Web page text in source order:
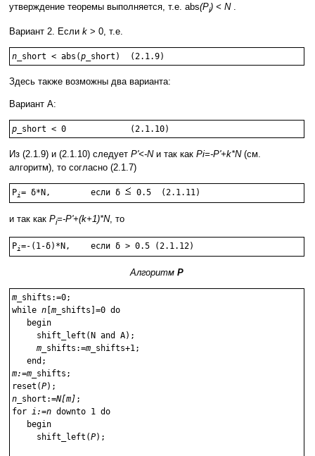
утверждение теоремы выполняется, т.е. abs(Pi) < N
Вариант 2. Если k > 0, т.е.
n _short < abs(p
Здесь также возможны два варианта:
Вариант A:
p
Из (2.1.9) и (2.1.10) следует P'<-Nи так как Pi=-P'+k*N(см.
алгоритм), то согласно (2.1.7)
Pi = δ*N,	если δ
и так как Pi=-P'+(k+1)*N, то
Pi
Алгоритм P
m _shifts:=0;
while n m _shifts]=0 do
   begin
     shift_left(N and A);
m _shifts:=m _shifts+1;
m:=m _shifts;
reset(P
n _short:=N[m] ;
for i:=n downto 1 do
   begin
     shift_left(
P);